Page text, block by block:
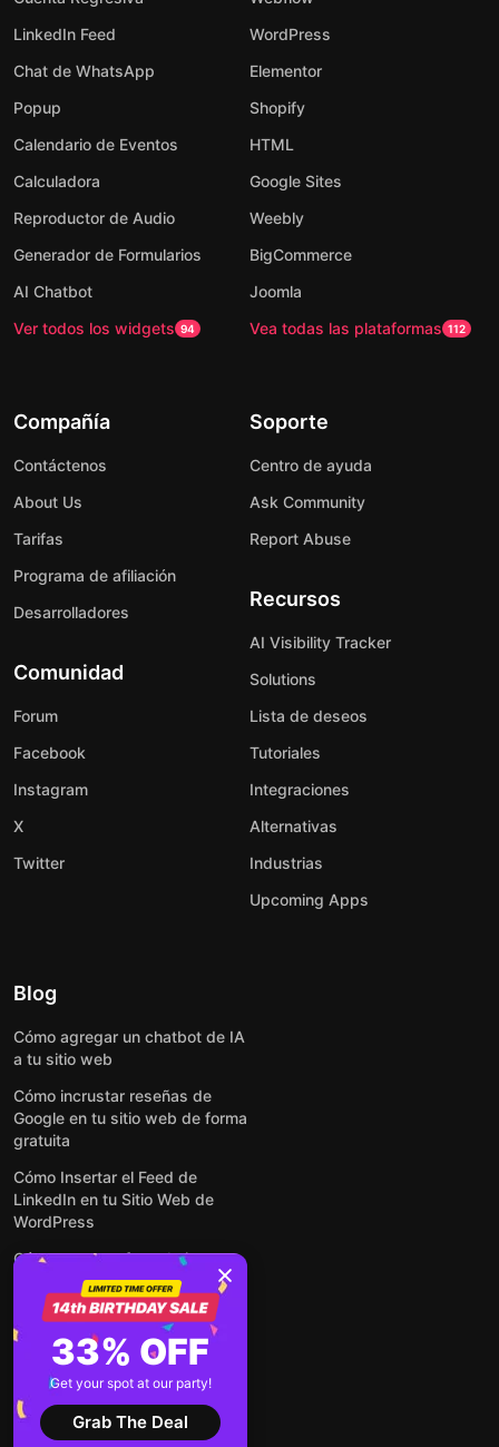
LinkedIn Feed
Chat de WhatsApp
Popup
Calendario de Eventos
Calculadora
Reproductor de Audio
Generador de Formularios
AI Chatbot
Ver todos los widgets 94
WordPress
Elementor
Shopify
HTML
Google Sites
Weebly
BigCommerce
Joomla
Vea todas las plataformas 112
Compañía
Contáctenos
About Us
Tarifas
Programa de afiliación
Desarrolladores
Comunidad
Forum
Facebook
Instagram
X
Twitter
Soporte
Centro de ayuda
Ask Community
Report Abuse
Recursos
AI Visibility Tracker
Solutions
Lista de deseos
Tutoriales
Integraciones
Alternativas
Industrias
Upcoming Apps
Blog
Cómo agregar un chatbot de IA
a tu sitio web
Cómo incrustar reseñas de
Google en tu sitio web de forma
gratuita
Cómo Insertar el Feed de
LinkedIn en tu Sitio Web de
WordPress
Cómo crear un formulario para
WordPress: de manera simple y
rápida
Cómo incrustar formularios en
cualquier sitio web en línea y
gratis
Ver todas las entradas
33% OFF
Get your spot at our party!
Grab The Deal